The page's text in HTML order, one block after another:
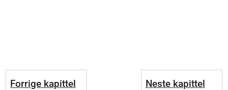
Forrige kapittel Neste kapittel